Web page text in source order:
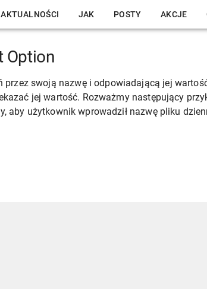
AKTUALNOŚCI JAK POSTY AKCJE
Option
swoją nazwę i odpowiadającą jej
jej wartość. Rozważmy następujący
aby użytkownik wprowadził nazwę pliku